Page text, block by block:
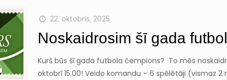
22. oktobris, 2025
Noskaidrosim šī gada
Kurš būs šī gada futbola čempions? To mēs
oktobrī 15.00! Veido komandu – 6 spēlētāji (vismaz